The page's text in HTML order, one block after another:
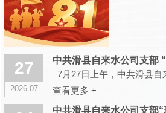
27
2026-07
查看更多 +